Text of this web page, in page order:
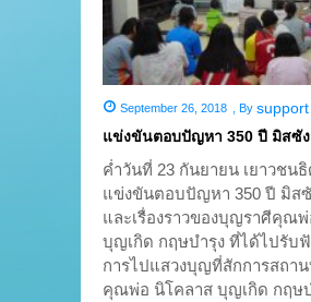
September 26, 2018 By support
แข่งขันตอบปัญหา 350 ปี มิสซั
ค่ำวันที่ 23 กันยายน เยาวชน
แข่งขันตอบปัญหา 350 ปี มิส
และเรื่องราวของบุญราศีคุณ
บุญเกิด กฤษบำรุง ที่ได้ไปรับ
การไปแสวงบุญที่สักการสถา
คุณพ่อ นิโคลาส บุญเกิด กฤษบ